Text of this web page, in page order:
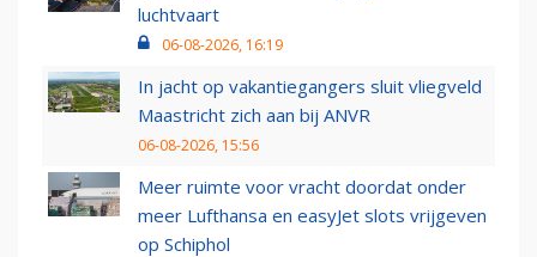
luchtvaart
06-08-2026, 16:19
In jacht op vakantiegangers sluit vliegveld
Maastricht zich aan bij ANVR
06-08-2026, 15:56
Meer ruimte voor vracht doordat onder
meer Lufthansa en easyJet slots vrijgeven
op Schiphol